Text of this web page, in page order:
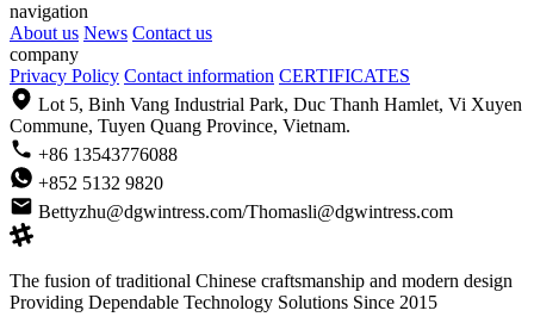
navigation
About us News Contact us
company
Privacy Policy Contact information CERTIFICATES
Lot 5, Binh Vang Industrial Park, Duc Thanh Hamlet, Vi Xuyen
Commune, Tuyen Quang Province, Vietnam.
+86 13543776088
+852 5132 9820
Bettyzhu@dgwintress.com/Thomasli@dgwintress.com
The fusion of traditional Chinese craftsmanship and modern design
Providing Dependable Technology Solutions Since 2015